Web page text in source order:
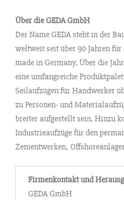
Über die GEDA GmbH
Der Name GEDA steht in der
weltweit seit über 90 Jahren
made in Germany. Über die
eine umfangreiche
Seilaufzügen für Handwerker
zu Personen- und
breiter aufgestellt sein. Hinzu
Industrieaufzüge für den
Zementwerken,
Firmenkontakt und
GEDA GmbH